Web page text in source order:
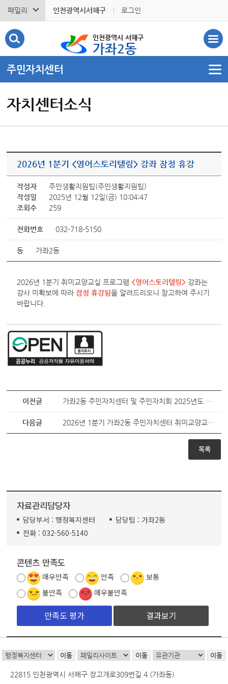
패밀리 인천광역시서해구 로그인
인천광역시 서해구
가좌2동
주민자치센터
자치센터소식
2026년 1분기 <영어스토리텔링> 강좌 잠정 휴강
작성자
주민생활지원팀(주민생활지원팀)
작성일
2025년 12월 12일(금) 10:04:47
조회수
259
전화번호 032-718-5150
동 가좌2동
2026년 1분기 취미교양교실 프로그램 <영어스토리텔링> 강좌는
강사 미확보에 따라잠정 휴강됨을 알려드리오니 참고하여 주시기
바랍니다.
이전글 가좌2동 주민자치센터 및 주민자치회 2025년도 상·하반기 감사결과 보고
다음글 2026년 1분기 가좌2동 주민자치센터 취미교양교실 수강생 모집
목록
자료관리담당자
담당부서 : 행정복지센터 담당팀 : 가좌2동
전화 : 032-560-5140
콘텐츠 만족도
매우만족 만족
보통
불만족
매우불만족
결과보기
22815 인천광역시 서해구 장고개로309번길 4 (가좌동)